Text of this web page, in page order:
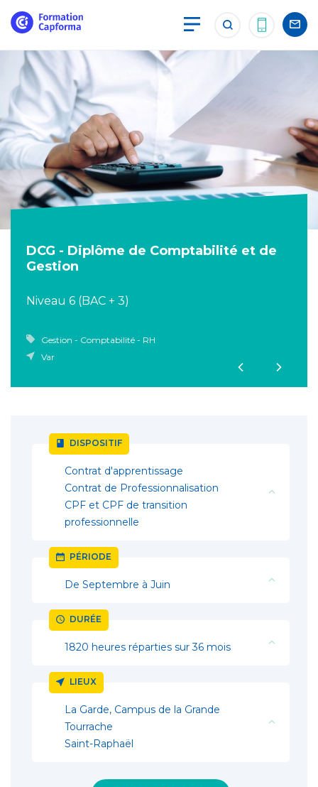
DCG - Diplôme de Comptabilité et de
Gestion
Niveau 6 (BAC + 3)
Gestion - Comptabilité - RH
Var
DISPOSITIF
Contrat d'apprentissage
Contrat de Professionnalisation
CPF et CPF de transition
professionnelle
PÉRIODE
De Septembre à Juin
DURÉE
1820 heures réparties sur 36 mois
LIEUX
La Garde, Campus de la Grande
Tourrache
Saint-Raphaël